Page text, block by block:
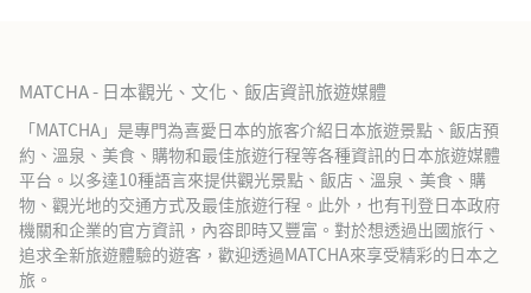
MATCHA - 日本觀光、文化、飯店資訊旅遊媒體
「MATCHA」是專門為喜愛日本的旅客介紹日本旅遊景點、飯店預
約、溫泉、美食、購物和最佳旅遊行程等各種資訊的日本旅遊媒體
平台。以多達10種語言來提供觀光景點、飯店、溫泉、美食、購
物、觀光地的交通方式及最佳旅遊行程。此外，也有刊登日本政府
機關和企業的官方資訊，內容即時又豐富。對於想透過出國旅行、
追求全新旅遊體驗的遊客，歡迎透過MATCHA來享受精彩的日本之
旅。